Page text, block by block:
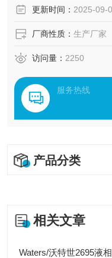
更新时间： 2025-09-
厂商性质： 生产厂家
访问量： 2250
服务热线
产品分类
相关文章
Waters/沃特世2695液